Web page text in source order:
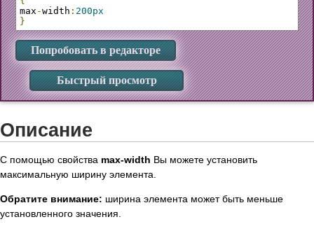
max -width : 200px
}
Попробовать в редакторе
Быстрый просмотр
Описание
С помощью свойства max-width Вы можете установить
максимальную ширину элемента.
Обратите внимание: ширина элемента может быть меньше
установленного значения.